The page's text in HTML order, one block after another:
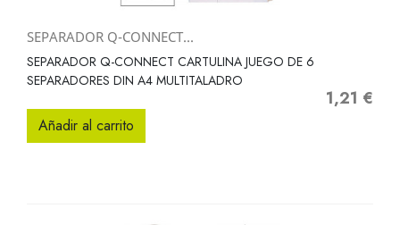
SEPARADOR Q-CONNECT...
SEPARADOR Q-CONNECT CARTULINA JUEGO DE 6
SEPARADORES DIN A4 MULTITALADRO
Precio
1,21 €
Añadir al carrito